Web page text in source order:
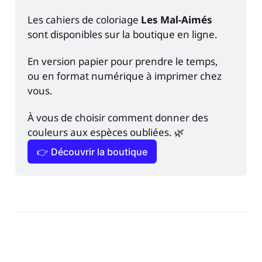
Les cahiers de coloriage Les Mal-Aimés
sont disponibles sur la boutique en ligne.
En version papier pour prendre le temps,
ou en format numérique à imprimer chez
vous.
À vous de choisir comment donner des
couleurs aux espèces oubliées. 🌿
👉 Découvrir la boutique